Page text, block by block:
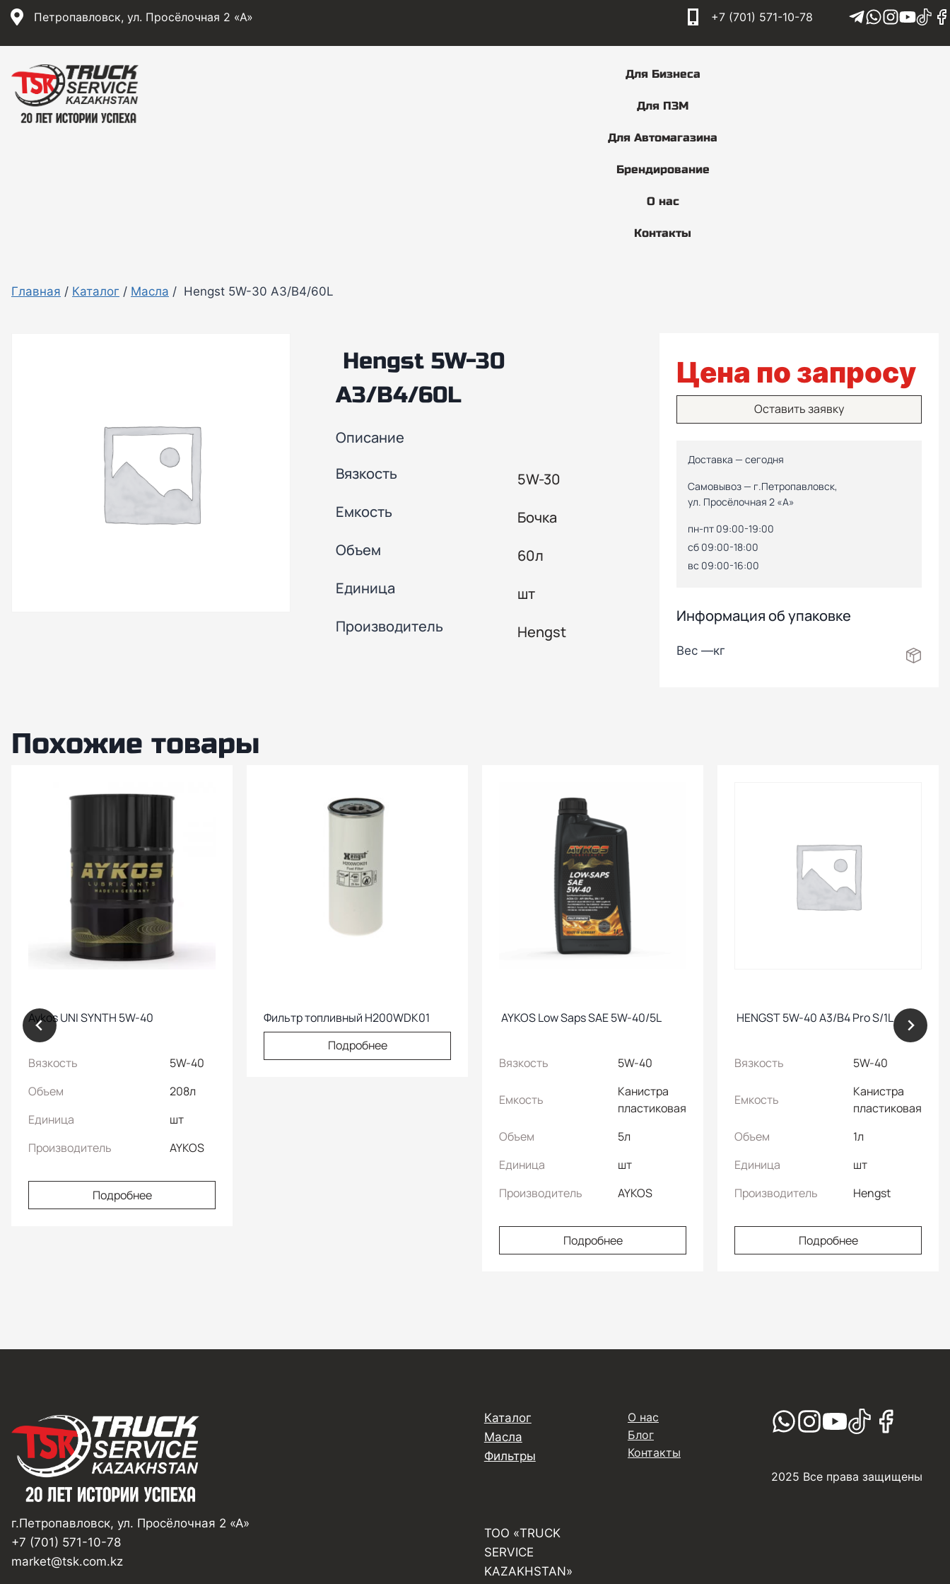
Перейти
содержимому
Петропавловск, ул. Просёлочная 2 «А» +7 (701) 571-10-78
Для Бизнеса
Для ПЗМ
Для Автомагазина
Брендирование
О нас
Контакты
Главная / Каталог / Масла / Hengst 5W-30 A3/B4/60L
Hengst 5W-30
A3/B4/60L
Описание
Вязкость
5W-30
Емкость
Бочка
Объем
60л
Единица
шт
Производитель
Hengst
Цена по запросу
Оставить заявку
Доставка — сегодня
Самовывоз — г.Петропавловск,
ул. Просёлочная 2 «А»
пн-пт 09:00-19:00
сб 09:00-18:00
вс 09:00-16:00
Информация об упаковке
Вес —кг
Похожие товары
Aykos UNI SYNTH 5W-40
Вязкость
5W-40
Объем
208л
Единица
шт
Производитель
AYKOS
Подробнее
Фильтр топливный H200WDK01
Подробнее
AYKOS Low Saps SAE 5W-40/5L
Вязкость 5W-40
Емкость
Канистра
пластиковая
Объем
5л
Единица
шт
Производитель
AYKOS
Подробнее
HENGST 5W-40 A3/B4 Pro S/1L
Вязкость 5W-40
Емкость
Канистра
пластиковая
Объем
1л
Единица
шт
Производитель
Hengst
Подробнее
г.Петропавловск, ул. Просёлочная 2 «А»
+7 (701) 571-10-78
market@tsk.com.kz
Каталог
Масла
Фильтры
ТОО «TRUCK
SERVICE
KAZAKHSTAN»
О нас
Блог
Контакты
2025 Все права защищены